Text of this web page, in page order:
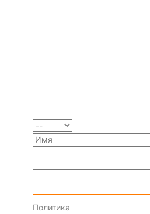
Политика